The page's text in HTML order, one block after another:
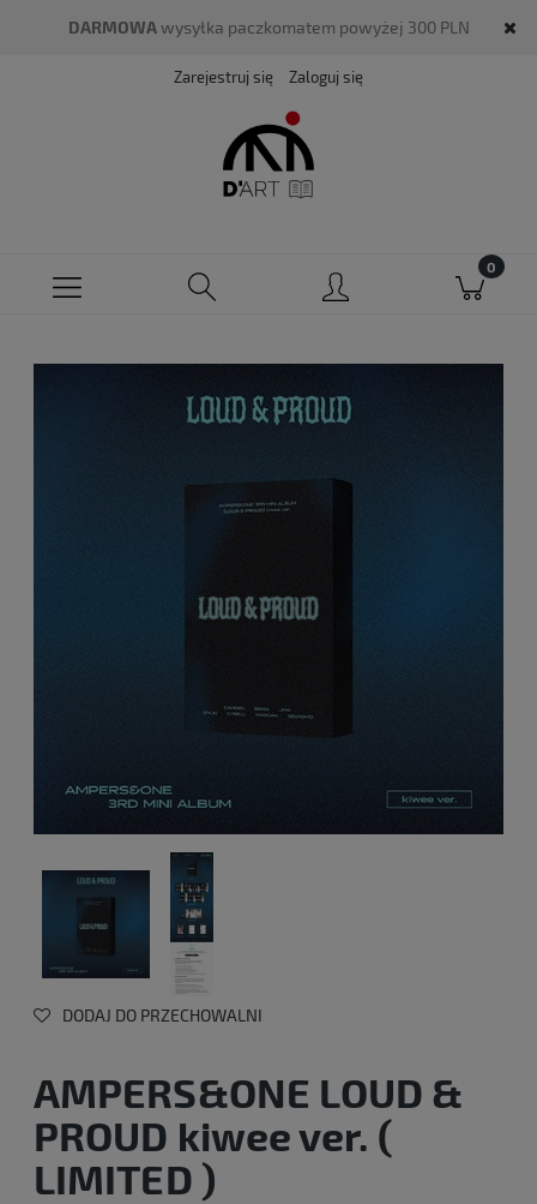
DARMOWAwysyłka paczkomatem powyżej 300 PLN
Zarejestruj się Zaloguj się
DODAJ DO PRZECHOWALNI
AMPERS&ONE LOUD &
PROUD kiwee ver. (
LIMITED )